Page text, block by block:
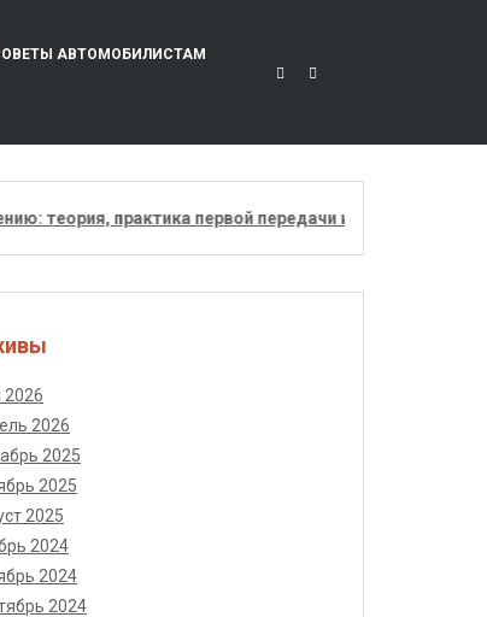
АВТОМОБИЛИСТАМ
практика первой передачи и подготовка к
2026
2026
2025
2025
2025
2024
2024
2024